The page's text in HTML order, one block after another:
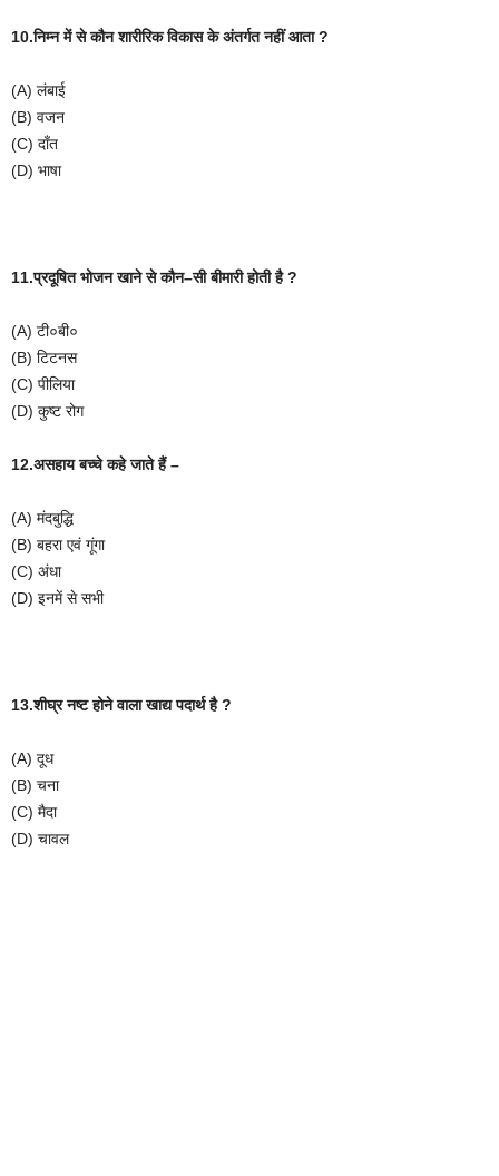
10.निम्न में से कौन शारीरिक विकास के अंतर्गत नहीं आता ?
(A) लंबाई
(B) वजन
(C) दाँत
(D) भाषा
11.प्रदूषित भोजन खाने से कौन–सी बीमारी होती है ?
(A) टी०बी०
(B) टिटनस
(C) पीलिया
(D) कुष्ट रोग
12.असहाय बच्चे कहे जाते हैं –
(A) मंदबुद्धि
(B) बहरा एवं गूंगा
(C) अंधा
(D) इनमें से सभी
13.शीघ्र नष्ट होने वाला खाद्य पदार्थ है ?
(A) दूध
(B) चना
(C) मैदा
(D) चावल